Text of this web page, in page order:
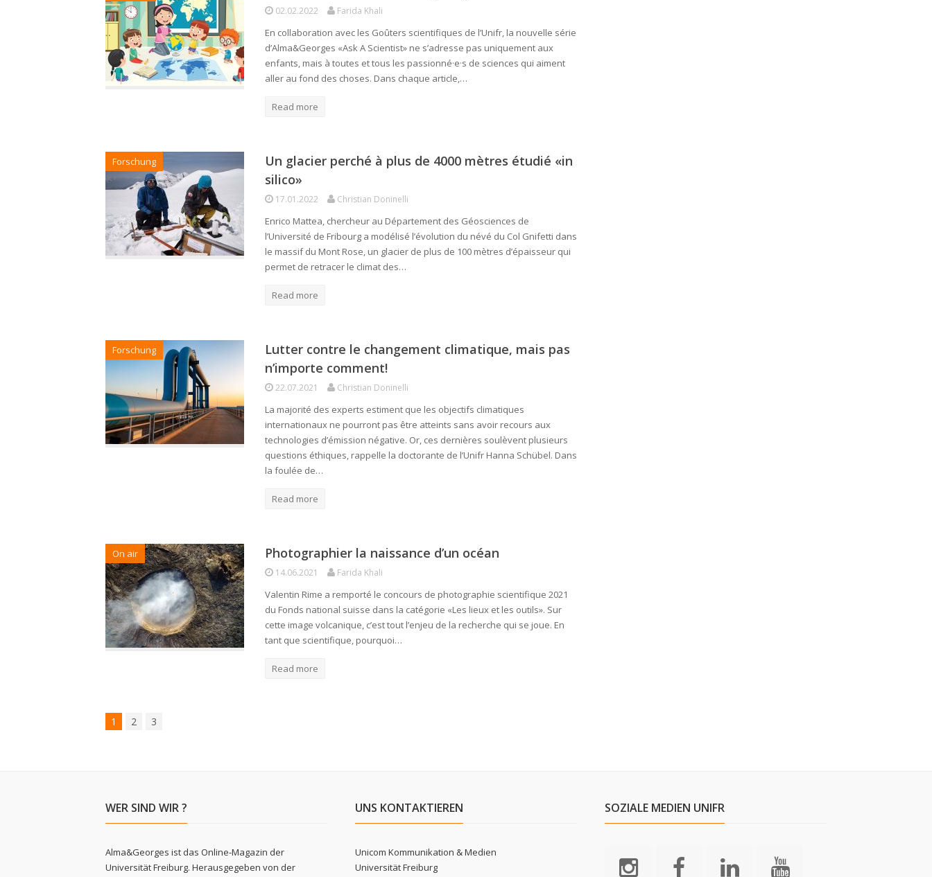
02.02.2022 Farida Khali
En collaboration avec les Goûters scientifiques de l’Unifr, la nouvelle série
d’Alma&Georges «Ask A Scientist» ne s’adresse pas uniquement aux
enfants, mais à toutes et tous les passionné·e·s de sciences qui aiment
aller au fond des choses. Dans chaque article,…
Read more
Forschung
Un glacier perché à plus de 4000 mètres étudié «in
silico»
17.01.2022 Christian Doninelli
Enrico Mattea, chercheur au Département des Géosciences de
l’Université de Fribourg a modélisé l’évolution du névé du Col Gnifetti dans
le massif du Mont Rose, un glacier de plus de 100 mètres d’épaisseur qui
permet de retracer le climat des…
Read more
Forschung
Lutter contre le changement climatique, mais pas
n’importe comment!
22.07.2021 Christian Doninelli
La majorité des experts estiment que les objectifs climatiques
internationaux ne pourront pas être atteints sans avoir recours aux
technologies d’émission négative. Or, ces dernières soulèvent plusieurs
questions éthiques, rappelle la doctorante de l’Unifr Hanna Schübel. Dans
la foulée de…
Read more
On air Photographier la naissance d’un océan
14.06.2021 Farida Khali
Valentin Rime a remporté le concours de photographie scientifique 2021
du Fonds national suisse dans la catégorie «Les lieux et les outils». Sur
cette image volcanique, c’est tout l’enjeu de la recherche qui se joue. En
tant que scientifique, pourquoi…
Read more
1 2 3
WER SIND WIR ?
Alma&Georges ist das Online-Magazin der
Universität Freiburg. Herausgegeben von der
UNS KONTAKTIEREN
Unicom Kommunikation & Medien
Universität Freiburg
SOZIALE MEDIEN UNIFR